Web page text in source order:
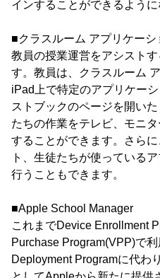
インすることができるように
■クラスルーム アプリケーシ
教員の授業運営をアシスト
す。教員は、クラスルーム
iPad上で特定のアプリケー
ストブックのページを開い
たちの作業をテレビ、モニ
することができます。さら
ト、生徒たちが使っている
行うこともできます。
■Apple School Manager
これまでDevice Enrollment
Purchase Program(VPP)で
Deployment Programに代わ